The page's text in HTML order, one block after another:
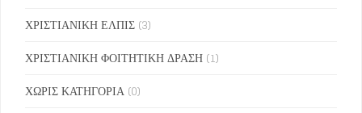
ΧΡΙΣΤΙΑΝΙΚΗ ΕΛΠΙΣ (3)
ΧΡΙΣΤΙΑΝΙΚΗ ΦΟΙΤΗΤΙΚΗ ΔΡΑΣΗ (1)
ΧΩΡΙΣ ΚΑΤΗΓΟΡΙΑ (0)